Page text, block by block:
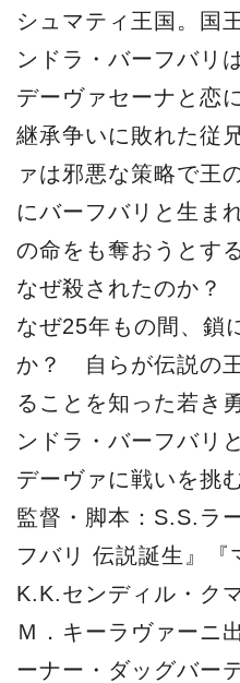
シュマティ王国。国
ンドラ・バーフバリ
デーヴァセーナと恋
継承争いに敗れた従
ァは邪悪な策略で王
にバーフバリと生ま
の命をも奪おうとす
なぜ殺されたのか？
なぜ25年もの間、鎖
か？ 自らが伝説の
ることを知った若き
ンドラ・バーフバリ
デーヴァに戦いを挑む
監督・脚本：S.S.ラ
フバリ 伝説誕生』『
K.K.センディル・ク
Ｍ．キーラヴァーニ
ーナー・ダッグバー